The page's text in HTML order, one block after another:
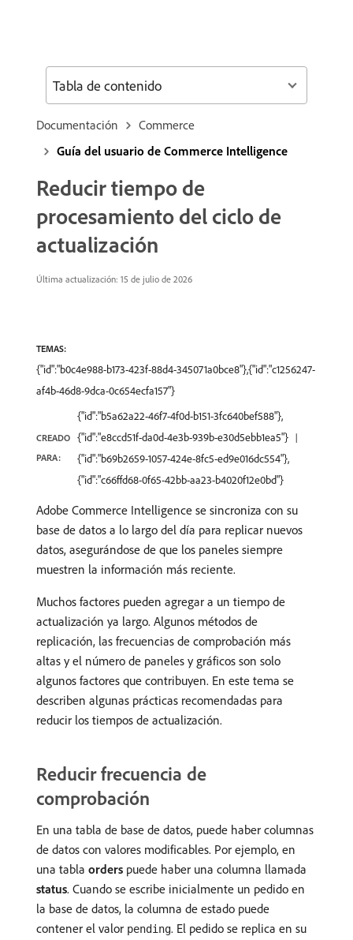
Documentación
Commerce
Guía del usuario de Commerce Intelligence
Reducir tiempo de
procesamiento del ciclo de
actualización
Última actualización: 15 de julio de 2026
TEMAS:
{"id":"b0c4e988-b173-423f-88d4-345071a0bce8"},{"id":"c1256247-
af4b-46d8-9dca-0c654ecfa157"}
CREADO
PARA:
{"id":"b5a62a22-46f7-4f0d-b151-3fc640bef588"},
{"id":"e8ccd51f-da0d-4e3b-939b-e30d5ebb1ea5"}
{"id":"b69b2659-1057-424e-8fc5-ed9e016dc554"},
{"id":"c66ffd68-0f65-42bb-aa23-b4020f12e0bd"}
Adobe Commerce Intelligence se sincroniza con su
base de datos a lo largo del día para replicar nuevos
datos, asegurándose de que los paneles siempre
muestren la información más reciente.
Muchos factores pueden agregar a un tiempo de
actualización ya largo. Algunos métodos de
replicación, las frecuencias de comprobación más
altas y el número de paneles y gráficos son solo
algunos factores que contribuyen. En este tema se
describen algunas prácticas recomendadas para
reducir los tiempos de actualización.
Reducir frecuencia de
comprobación
En una tabla de base de datos, puede haber columnas
de datos con valores modificables. Por ejemplo, en
una tabla orders puede haber una columna llamada
status. Cuando se escribe inicialmente un pedido en
la base de datos, la columna de estado puede
contener el valor pending. El pedido se replica en su
Tabla de contenido